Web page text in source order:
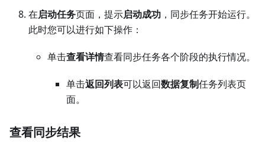
在启动任务页面，提示启动成功 ，同步任务开始运行。
此时您可以进行如下操作：
单击查看详情查看同步任务各个阶段的执行情况。
单击返回列表可以返回数据复制任务列表页
面。
查看同步结果